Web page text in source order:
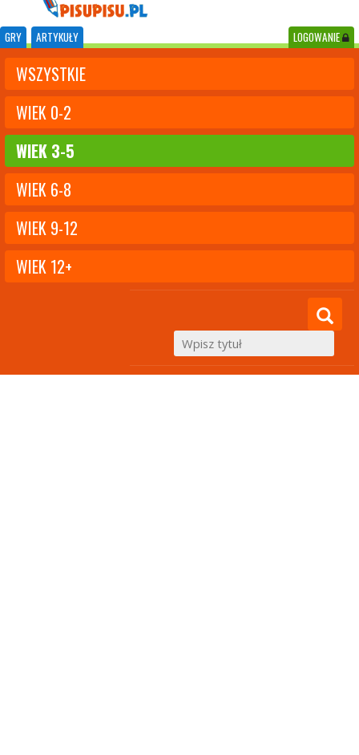
GRY ARTYKUŁY LOGOWANIE
WSZYSTKIE
WIEK 0-2
WIEK 3-5
WIEK 6-8
WIEK 9-12
WIEK 12+